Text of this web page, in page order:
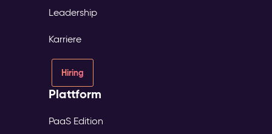
Leadership
Karriere
Hiring
Plattform
PaaS Edition